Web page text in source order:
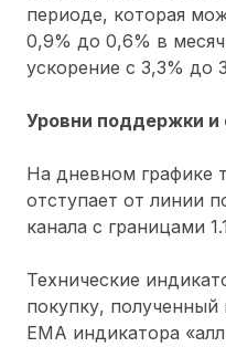
периоде, которая
0,9% до 0,6% в
ускорение с 3,3% до
Уровни поддержки и
На дневном графике
отступает от линии
канала с границами
Технические
покупку, полученный
ЕМА индикатора